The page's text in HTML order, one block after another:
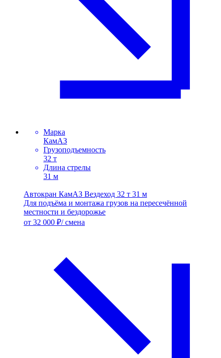
Марка
КамАЗ
Грузоподъемность
32 т
Длина стрелы
31 м
Автокран КамАЗ Вездеход 32 т 31 м
Для подъёма и монтажа грузов на пересечённой
местности и бездорожье
от 32 000 ₽/ смена